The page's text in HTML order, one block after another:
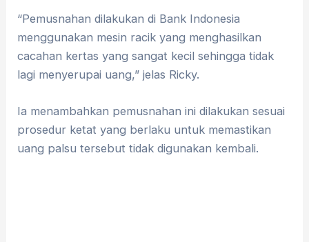
“Pemusnahan dilakukan di Bank Indonesia
menggunakan mesin racik yang menghasilkan
cacahan kertas yang sangat kecil sehingga tidak
lagi menyerupai uang,” jelas Ricky.
Ia menambahkan pemusnahan ini dilakukan sesuai
prosedur ketat yang berlaku untuk memastikan
uang palsu tersebut tidak digunakan kembali.